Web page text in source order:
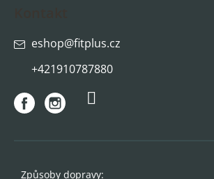
eshop@fitplus.cz
+421910787880
Způsoby dopravy: